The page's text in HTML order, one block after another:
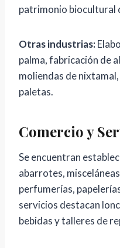
patrimonio biocultural
Otras industrias:
palma, fabricación de
moliendas de
paletas.
Comercio y
Se encuentran
abarrotes,
perfumerías,
servicios destacan
bebidas y talleres de